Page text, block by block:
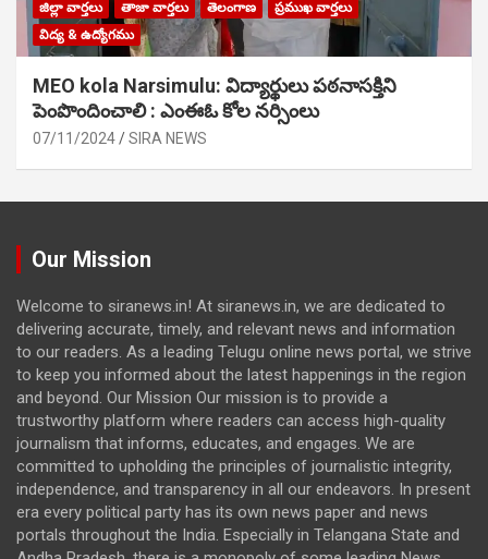
జిల్లా వార్తలు తాజా వార్తలు తెలంగాణ
ప్రముఖ వార్తలు
విద్య & ఉద్యోగము
MEO kola Narsimulu: విద్యార్థులు పఠ‌నాసక్తిని
పెంపొందించాలి : ఎంఈఓ కోల నర్సింలు
07/11/2024 SIRA NEWS
Our Mission
Welcome to siranews.in! At siranews.in, we are dedicated to
delivering accurate, timely, and relevant news and information
to our readers. As a leading Telugu online news portal, we strive
to keep you informed about the latest happenings in the region
and beyond. Our Mission Our mission is to provide a
trustworthy platform where readers can access high-quality
journalism that informs, educates, and engages. We are
committed to upholding the principles of journalistic integrity,
independence, and transparency in all our endeavors. In present
era every political party has its own news paper and news
portals throughout the India. Especially in Telangana State and